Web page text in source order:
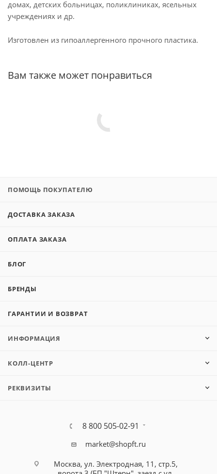
домах, детских больницах, поликлиниках, ясельных
учреждениях и др.
Изготовлен из гипоаллергенного прочного пластика.
Вам также может понравиться
ПОМОЩЬ ПОКУПАТЕЛЮ
ДОСТАВКА ЗАКАЗА
ОПЛАТА ЗАКАЗА
БЛОГ
БРЕНДЫ
ГАРАНТИИ И ВОЗВРАТ
ИНФОРМАЦИЯ
КОЛЛ-ЦЕНТР
РЕКВИЗИТЫ
8 800 505-02-91
market@shopft.ru
Москва, ул. Электродная, 11, стр.5,